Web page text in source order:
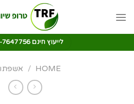
לייעוץ חינם 050-7647756
HOME
/